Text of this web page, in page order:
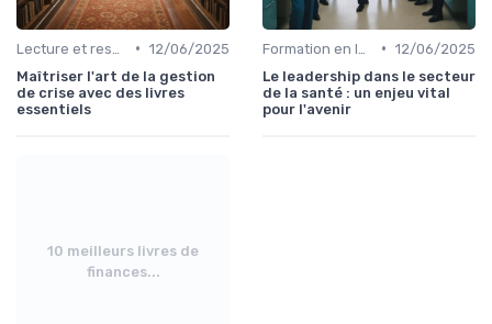
• 12/06/2025
Maîtriser l'art de la gestion
de crise avec des livres
essentiels
• 12/06/2025
Le leadership dans le secteur
de la santé : un enjeu vital
pour l'avenir
10 meilleurs livres de
finances...